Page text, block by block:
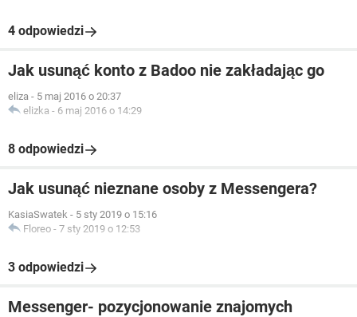
4 odpowiedzi
Jak usunąć konto z Badoo nie zakładając go
eliza - 5 maj 2016 o 20:37
elizka - 6 maj 2016 o 14:29
8 odpowiedzi
Jak usunąć nieznane osoby z Messengera?
KasiaSwatek - 5 sty 2019 o 15:16
Floreo - 7 sty 2019 o 12:53
3 odpowiedzi
Messenger- pozycjonowanie znajomych